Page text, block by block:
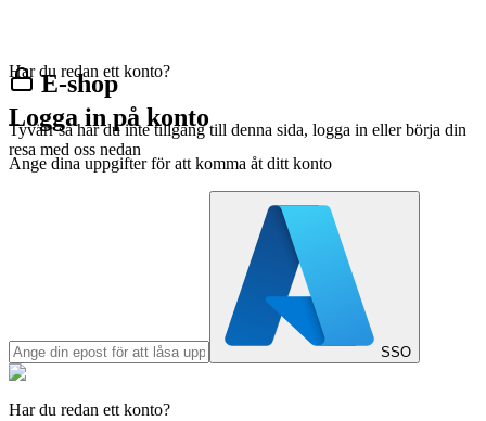
E-shop
Tyvärr så har du inte tillgång till denna sida, logga in eller börja din
resa med oss nedan
Har du redan ett konto?
Logga in på konto
Ange dina uppgifter för att komma åt ditt konto
SSO
Har du redan ett konto?